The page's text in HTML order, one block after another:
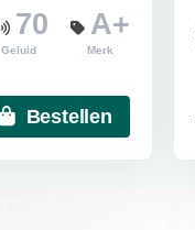
70
Geluid
A+
Merk
Bestellen